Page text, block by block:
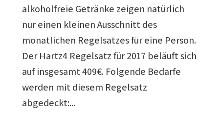
alkoholfreie Getränke zeigen natürlich
nur einen kleinen Ausschnitt des
monatlichen Regelsatzes für eine Person.
Der Hartz4 Regelsatz für 2017 beläuft sich
auf insgesamt 409€. Folgende Bedarfe
werden mit diesem Regelsatz
abgedeckt:...